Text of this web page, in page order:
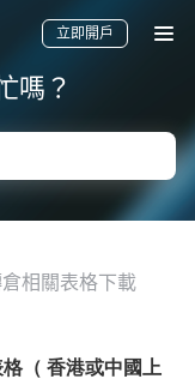
立即開戶
嗎？
相關表格下載
（ 香港或中國上